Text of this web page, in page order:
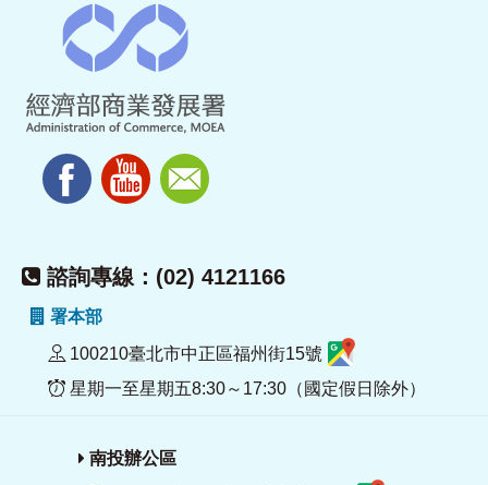
諮詢專線：(02) 4121166
署本部
100210臺北市中正區福州街15號
星期一至星期五8:30～17:30（國定假日除外）
南投辦公區